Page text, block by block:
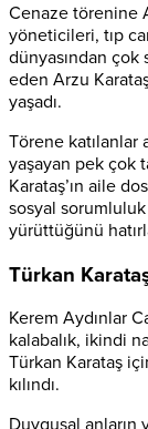
Cenaze törenine
yöneticileri, tıp
dünyasından çok
eden Arzu
yaşadı.
Törene katılanlar
yaşayan pek çok
Karataş’ın aile
sosyal
yürüttüğünü
Türkan
Kerem Aydınlar
kalabalık, ikindi
Türkan Karataş
kılındı.